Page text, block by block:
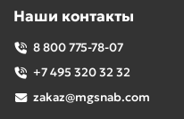
Наши контакты
8 800 775-78-07
+7 495 320 32 32
zakaz@mgsnab.com